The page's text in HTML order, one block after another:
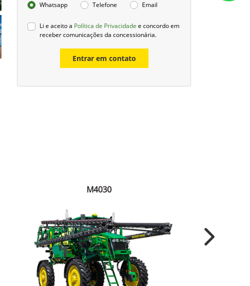
Whatsapp Telefone Email
Li e aceito a Política de Privacidade e concordo em
receber comunicações da concessionária.
Entrar em contato
M4030
Next